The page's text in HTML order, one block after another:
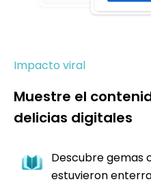
Impacto viral
Muestre el
delicias digitales
Descubre gemas
estuvieron